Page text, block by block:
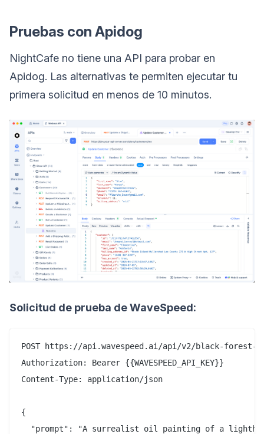
Pruebas con Apidog
NightCafe no tiene una API para probar en
Apidog. Las alternativas te permiten ejecutar tu
primera solicitud en menos de 10 minutos.
Solicitud de prueba de WaveSpeed:
POST https://api.wavespeed.ai/api/v2/black-forest-
Authorization: Bearer {{WAVESPEED_API_KEY}}
Content-Type: application/json
{
"prompt": "A surrealist oil painting of a